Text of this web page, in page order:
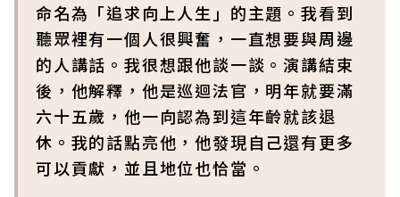
命名為「追求向上人生」的主題。我看到
聽眾裡有一個人很興奮，一直想要與周邊
的人講話。我很想跟他談一談。演講結束
後，他解釋，他是巡迴法官，明年就要滿
六十五歲，他一向認為到這年齡就該退
休。我的話點亮他，他發現自己還有更多
可以貢獻，並且地位也恰當。